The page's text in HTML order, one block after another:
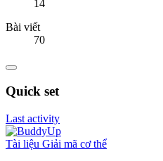
14
Bài viết
70
Quick set
Last activity
Tài liệu Giải mã cơ thể